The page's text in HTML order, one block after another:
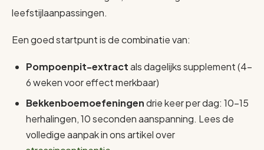
leefstijlaanpassingen.
Een goed startpunt is de combinatie van:
Pompoenpit-extractals dagelijks supplement (4-
6 weken voor effect merkbaar)
Bekkenboemoefeningendrie keer per dag: 10-15
herhalingen, 10 seconden aanspanning. Lees de
volledige aanpak in ons artikel over